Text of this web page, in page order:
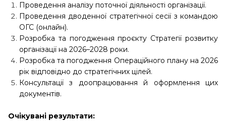
Проведення аналізу поточної діяльності організації.
Проведення дводенної стратегічної сесії з командою
ОГС (онлайн).
Розробка та погодження проєкту Стратегії розвитку
організації на 2026–2028 роки.
Розробка та погодження Операційного плану на 2026
рік відповідно до стратегічних цілей.
Консультації з доопрацювання й оформлення цих
документів.
Очікувані результати: